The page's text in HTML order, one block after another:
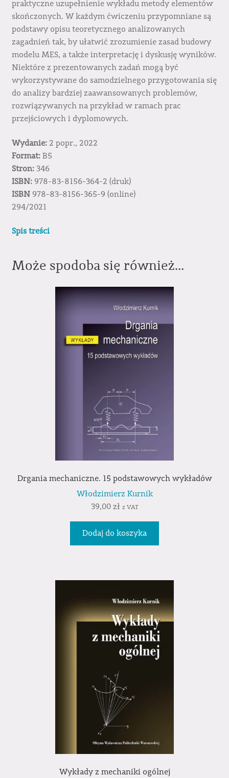
praktyczne uzupełnienie wykładu metody elementów
skończonych. W każdym ćwiczeniu przypomniane są
podstawy opisu teoretycznego analizowanych
zagadnień tak, by ułatwić zrozumienie zasad budowy
modelu MES, a także interpretację i dyskusję wyników.
Niektóre z prezentowanych zadań mogą być
wykorzystywane do samodzielnego przygotowania się
do analizy bardziej zaawansowanych problemów,
rozwiązywanych na przykład w ramach prac
przejściowych i dyplomowych.
Wydanie: 2 popr., 2022
Format:B5
Stron:346
ISBN:978-83-8156-364-2 (druk)
ISBN 978-83-8156-365-9 (online)
294/2021
Spis treści
Może spodoba się również…
Drgania mechaniczne. 15 podstawowych wykładów
Włodzimierz Kurnik
39,00 zł z VAT
Dodaj do koszyka
Wykłady z mechaniki ogólnej